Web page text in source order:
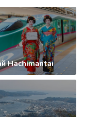
Hachimantai